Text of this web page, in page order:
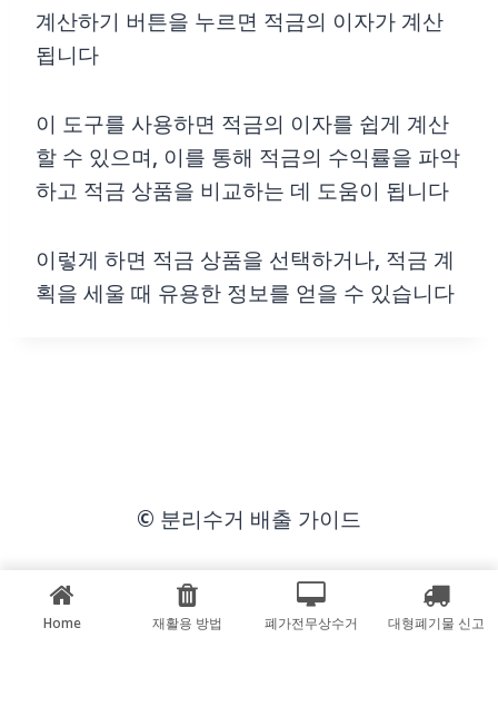
계산하기 버튼을 누르면 적금의 이자가 계산
됩니다
이 도구를 사용하면 적금의 이자를 쉽게 계산
할 수 있으며, 이를 통해 적금의 수익률을 파악
하고 적금 상품을 비교하는 데 도움이 됩니다
이렇게 하면 적금 상품을 선택하거나, 적금 계
획을 세울 때 유용한 정보를 얻을 수 있습니다
© 분리수거 배출 가이드
Home 재활용 방법 폐가전무상수거 대형폐기물 신고